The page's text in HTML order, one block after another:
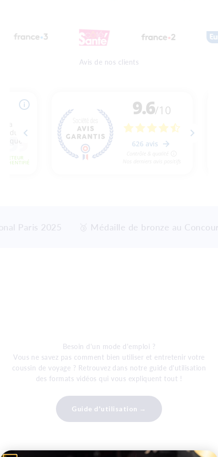
Avis de nos clients
Paris 2025 🥉 Médaille de bronze au
Besoin d'un mode d'emploi ?
Vous ne savez pas comment bien utiliser et entretenir votre
coussin de voyage ? Retrouvez dans notre guide d'utilisation
des formats vidéos qui vous expliquent tout !
Guide d'utilisation →